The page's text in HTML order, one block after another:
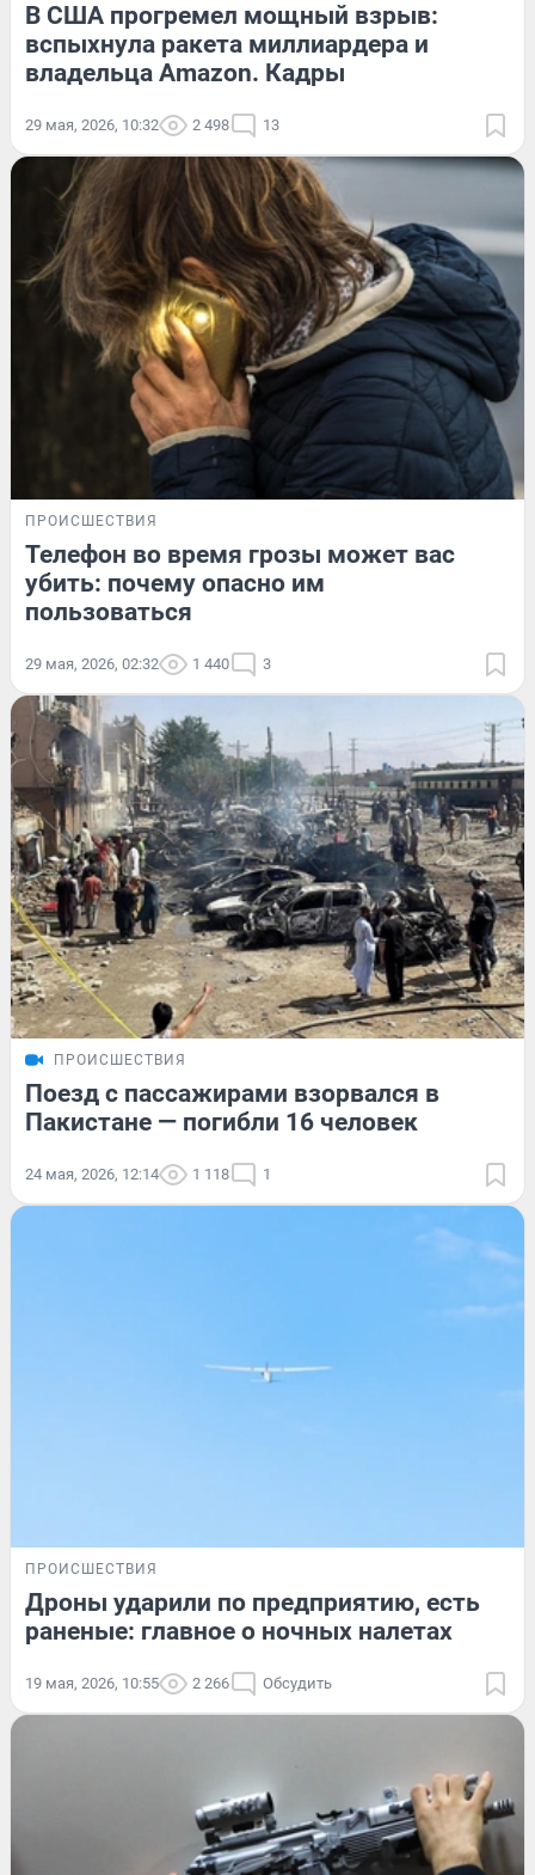
В США прогремел мощный взрыв:
вспыхнула ракета миллиардера и
владельца Amazon. Кадры
29 мая, 2026, 10:32 2 498 13
ПРОИСШЕСТВИЯ
Телефон во время грозы может вас
убить: почему опасно им
пользоваться
29 мая, 2026, 02:32 1 440 3
ПРОИСШЕСТВИЯ
Поезд с пассажирами взорвался в
Пакистане — погибли 16 человек
24 мая, 2026, 12:14 1 118 1
ПРОИСШЕСТВИЯ
Дроны ударили по предприятию, есть
раненые: главное о ночных налетах
19 мая, 2026, 10:55 2 266 Обсудить